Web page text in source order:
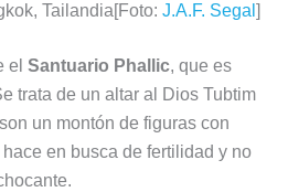
Tailandia[Foto: J.A.F. Segal ]
el Santuario Phallic, que es
trata de un altar al Dios Tubtim
un montón de figuras con
en busca de fertilidad y no